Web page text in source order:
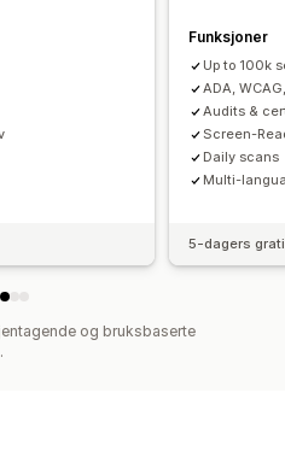
Funksjoner
Up to 100k
ADA,
Audits &
Screen-
Daily scans
Multi-
5-dagers
og bruksbaserte